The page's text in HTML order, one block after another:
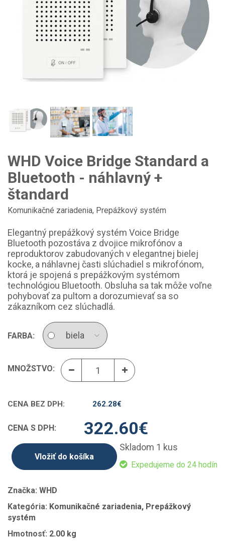
WHD Voice Bridge Standard a
Bluetooth - náhlavný +
štandard
Komunikačné zariadenia, Prepážkový systém
Elegantný prepážkový systém Voice Bridge
Bluetooth pozostáva z dvojice mikrofónov a
reproduktorov zabudovaných v elegantnej bielej
kocke, a náhlavnej časti slúchadiel s mikrofónom,
ktorá je spojená s prepážkovým systémom
technológiou Bluetooth. Obsluha sa tak môže voľne
pohybovať za pultom a dorozumievať sa so
zákazníkom cez slúchadlá.
FARBA:
MNOŽSTVO:
CENA BEZ DPH: 262.28€
CENA S DPH: 322.60€
Skladom 1 kus
Expedujeme do 24 hodín
Vložiť do košíka
Značka: WHD
Kategória: Komunikačné zariadenia, Prepážkový
systém
Hmotnosť: 2.00 kg